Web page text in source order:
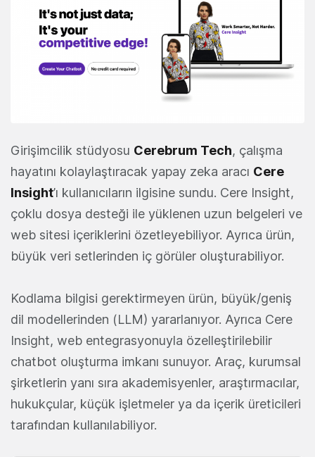
Girişimcilik stüdyosu Cerebrum Tech, çalışma
hayatını kolaylaştıracak yapay zeka aracı Cere
Insight’ı kullanıcıların ilgisine sundu. Cere Insight,
çoklu dosya desteği ile yüklenen uzun belgeleri ve
web sitesi içeriklerini özetleyebiliyor. Ayrıca ürün,
büyük veri setlerinden iç görüler oluşturabiliyor.
Kodlama bilgisi gerektirmeyen ürün, büyük/geniş
dil modellerinden (LLM) yararlanıyor. Ayrıca Cere
Insight, web entegrasyonuyla özelleştirilebilir
chatbot oluşturma imkanı sunuyor. Araç, kurumsal
şirketlerin yanı sıra akademisyenler, araştırmacılar,
hukukçular, küçük işletmeler ya da içerik üreticileri
tarafından kullanılabiliyor.